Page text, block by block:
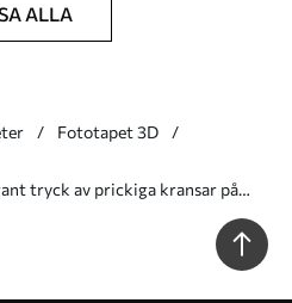
ALLA
Fototapet 3D
vilket skapar en känsla av djup